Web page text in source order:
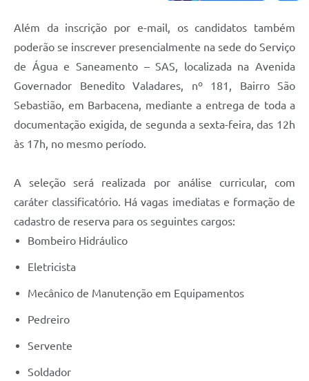
Além da inscrição por e-mail, os candidatos também
poderão se inscrever presencialmente na sede do Serviço
de Água e Saneamento – SAS, localizada na Avenida
Governador Benedito Valadares, nº 181, Bairro São
Sebastião, em Barbacena, mediante a entrega de toda a
documentação exigida, de segunda a sexta-feira, das 12h
às 17h, no mesmo período.
A seleção será realizada por análise curricular, com
caráter classificatório. Há vagas imediatas e formação de
cadastro de reserva para os seguintes cargos:
Bombeiro Hidráulico
Eletricista
Mecânico de Manutenção em Equipamentos
Pedreiro
Servente
Soldador